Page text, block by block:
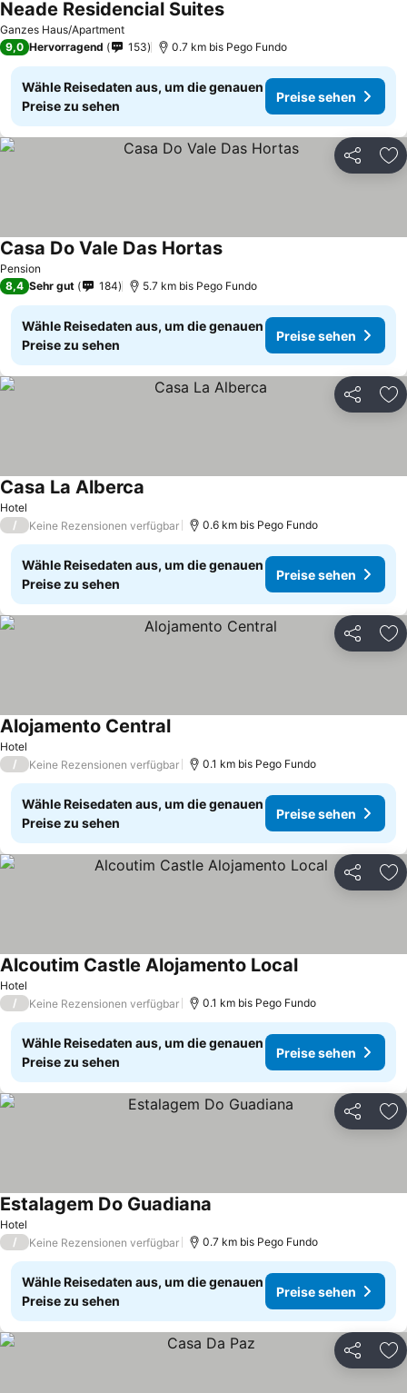
Ganzes Haus/Apartment
Neade Residencial Suites
9,0 Hervorragend 153 0.7 km bis Pego Fundo
Wähle Reisedaten aus, um die genauen
Preise zu sehen
Preise sehen
Teilen
Pension
Casa Do Vale Das Hortas
8,4 Sehr gut 184 5.7 km bis Pego Fundo
Wähle Reisedaten aus, um die genauen
Preise zu sehen
Preise sehen
Teilen
Hotel
Casa La Alberca
/ Keine Rezensionen verfügbar 0.6 km bis Pego Fundo
Wähle Reisedaten aus, um die genauen
Preise zu sehen
Preise sehen
Teilen
Hotel
Alojamento Central
/ Keine Rezensionen verfügbar 0.1 km bis Pego Fundo
Wähle Reisedaten aus, um die genauen
Preise zu sehen
Preise sehen
Teilen
Hotel
Alcoutim Castle Alojamento Local
/ Keine Rezensionen verfügbar 0.1 km bis Pego Fundo
Wähle Reisedaten aus, um die genauen
Preise zu sehen
Preise sehen
Teilen
Hotel
Estalagem Do Guadiana
/ Keine Rezensionen verfügbar 0.7 km bis Pego Fundo
Wähle Reisedaten aus, um die genauen
Preise zu sehen
Preise sehen
Teilen